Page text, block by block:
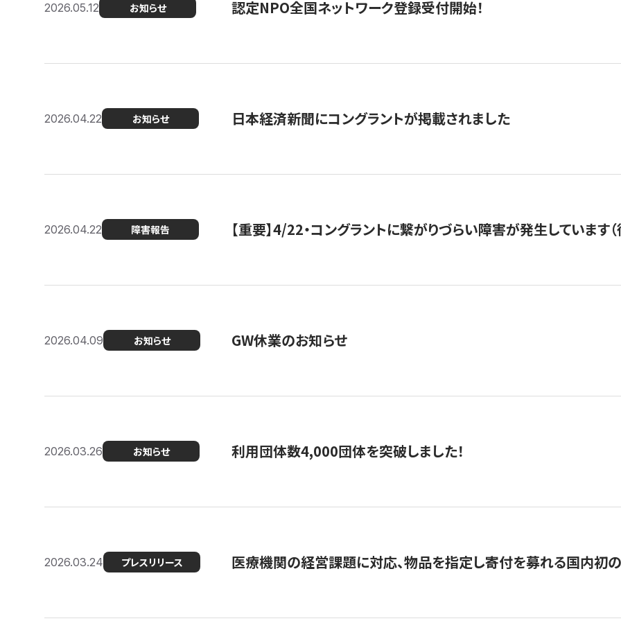
2026.05.12 お知らせ 認定NPO全国ネットワーク登録受付開始！
2026.04.22 お知らせ 日本経済新聞にコングラントが掲載されました
2026.04.22 障害報告 【重要】4/22・コングラントに繋がりづらい障害が発生しています（
2026.04.09 お知らせ GW休業のお知らせ
2026.03.26 お知らせ 利用団体数4,000団体を突破しました！
2026.03.24 プレスリリース 医療機関の経営課題に対応、物品を指定し寄付を募れる国内初の